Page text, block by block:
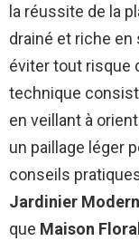
la réussite de la
drainé et riche en
éviter tout risque
technique
en veillant à
un paillage léger
conseils
Jardinier
que Maison